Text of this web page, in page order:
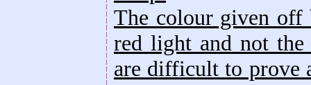
The colour given off
red light and not
are difficult to prove